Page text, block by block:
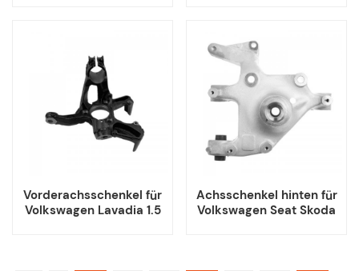
Vorderachsschenkel für
Volkswagen Lavadia 1.5
Achsschenkel hinten für
Volkswagen Seat Skoda